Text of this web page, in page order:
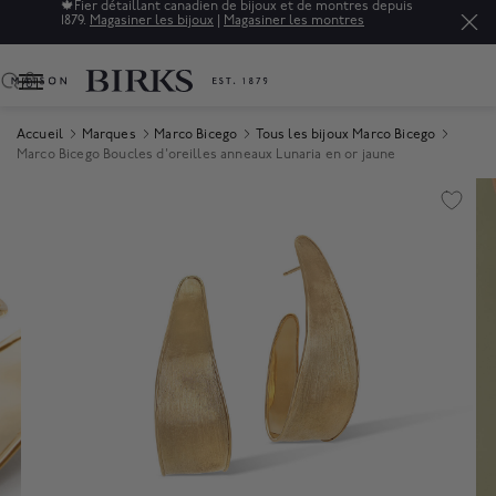
🍁 Fier détaillant canadien de bijoux et de montres depuis
1879. Magasiner les bijoux Magasiner les montres
0
Accueil Marques Marco Bicego
Tous les bijoux Marco Bicego
Marco Bicego Boucles d'oreilles anneaux Lunaria en or jaune